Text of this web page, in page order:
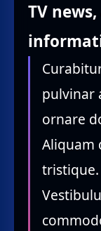
TV
pulvinar
ornare
Aliquam